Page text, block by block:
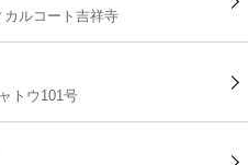
ルコート吉祥寺
トウ101号